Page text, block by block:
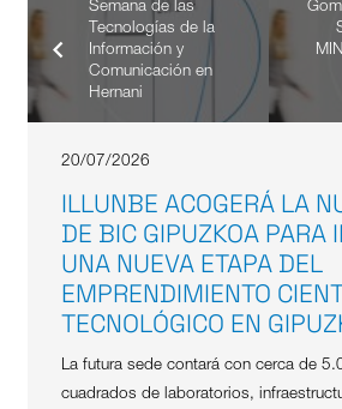
Semana de las
Tecnologías de la
Información y
Comunicación en
Hernani
20/07/2026
ILLUNBE ACOGERÁ LA
DE BIC GIPUZKOA PARA
UNA NUEVA ETAPA DEL
EMPRENDIMIENTO
TECNOLÓGICO EN
La futura sede contará con cerca de
cuadrados de laboratorios,